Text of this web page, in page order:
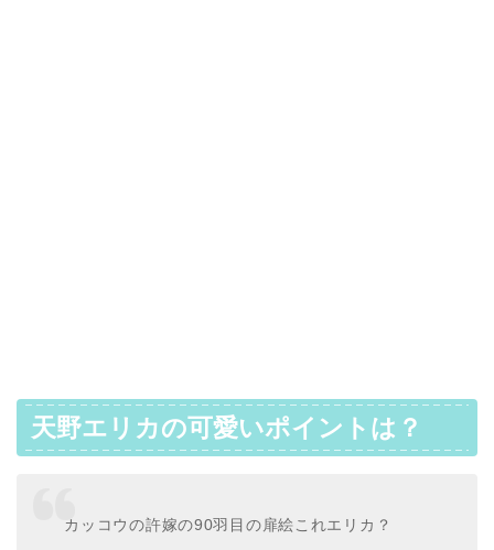
天野エリカの可愛いポイントは？
カッコウの許嫁の90羽目の扉絵これエリカ？